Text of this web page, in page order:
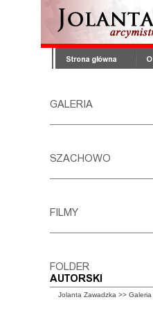
Jolanta Zawadzka >> Galeria